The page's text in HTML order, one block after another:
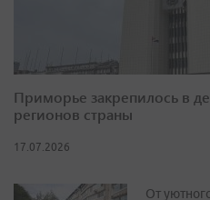
Приморье закрепилось в
регионов страны
17.07.2026
От